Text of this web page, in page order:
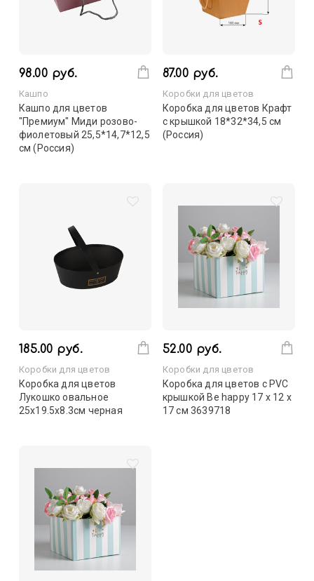
98.00 руб.
Кашпо
Кашпо для цветов
"Премиум" Миди розово-
фиолетовый 25,5*14,7*12,5
см (Россия)
87.00 руб.
Коробки для цветов
Коробка для цветов Крафт
с крышкой 18*32*34,5 см
(Россия)
185.00 руб.
Коробки для цветов
Коробка для цветов
Лукошко овальное
25х19.5х8.3см черная
52.00 руб.
Коробки для цветов
Коробка для цветов с PVC
крышкой Be happy 17 х 12 х
17 см 3639718